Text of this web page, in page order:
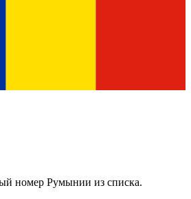
номер Румынии из списка.